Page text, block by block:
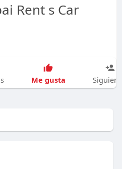
Rent s Car
Me gusta